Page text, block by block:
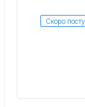
Скоро